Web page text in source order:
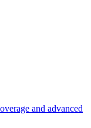
and advanced